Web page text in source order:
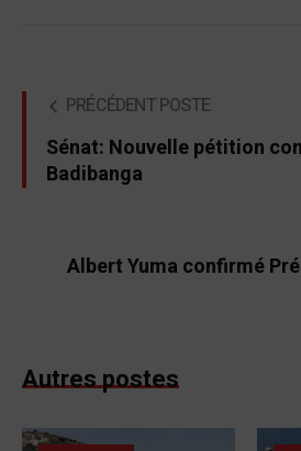
PRÉCÉDENT POSTE
Sénat: Nouvelle pétition
Badibanga
Albert Yuma confirmé
Autres postes